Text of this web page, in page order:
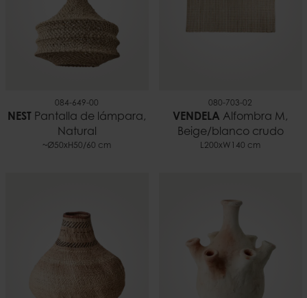
084-649-00
NEST
Pantalla de lámpara,
Natural
~Ø50xH50/60 cm
080-703-02
VENDELA Alfombra M,
Beige/blanco crudo
L200xW140 cm